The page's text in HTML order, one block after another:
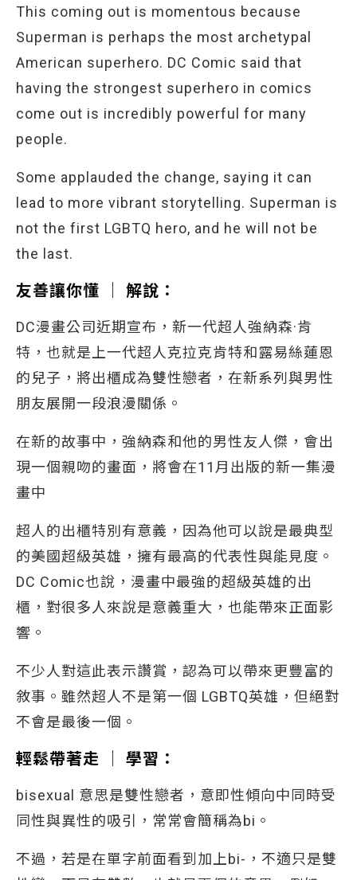
This coming out is momentous because
Superman is perhaps the most archetypal
American superhero. DC Comic said that
having the strongest superhero in comics
come out is incredibly powerful for many
people.
Some applauded the change, saying it can
lead to more vibrant storytelling. Superman is
not the first LGBTQ hero, and he will not be
the last.
友善讓你懂 解說 ：
DC漫畫公司近期宣布，新一代超人強納森·肯
特，也就是上一代超人克拉克肯特和露易絲蓮恩
的兒子，將出櫃成為雙性戀者，在新系列與男性
朋友展開一段浪漫關係。
在新的故事中，強納森和他的男性友人傑，會出
現一個親吻的畫面，將會在11月出版的新一集漫
畫中
超人的出櫃特別有意義，因為他可以說是最典型
的美國超級英雄，擁有最高的代表性與能見度。
DC Comic也說，漫畫中最強的超級英雄的出
櫃，對很多人來說是意義重大，也能帶來正面影
響。
不少人對這此表示讚賞，認為可以帶來更豐富的
敘事。雖然超人不是第一個 LGBTQ英雄，但絕對
不會是最後一個。
輕鬆帶著走 學習：
bisexual 意思是雙性戀者，意即性傾向中同時受
同性與異性的吸引，常常會簡稱為bi。
不過，若是在單字前面看到加上bi-，不適只是雙